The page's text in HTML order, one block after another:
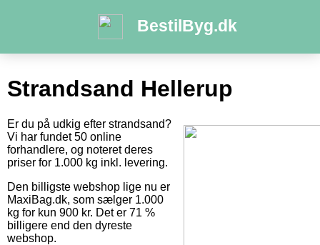
BestilByg.dk
Strandsand Hellerup
Er du på udkig efter strandsand?
Vi har fundet 50 online
forhandlere, og noteret deres
priser for 1.000 kg inkl. levering.
Den billigste webshop lige nu er
MaxiBag.dk, som sælger 1.000
kg for kun 900 kr. Det er 71 %
billigere end den dyreste
webshop.